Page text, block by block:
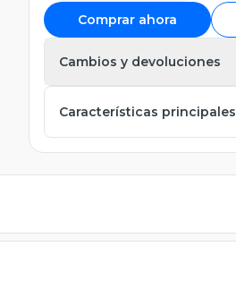
Comprar ahora
Cambios y devoluciones
Características principales